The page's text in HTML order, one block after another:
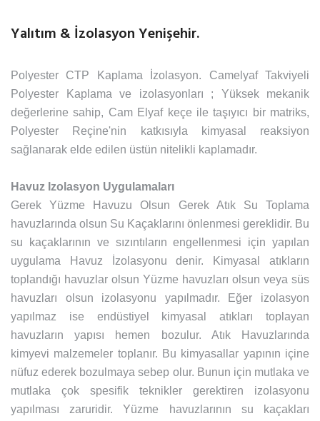
Yalıtım & İzolasyon Yenişehir.
Polyester CTP Kaplama İzolasyon. Camelyaf Takviyeli
Polyester Kaplama ve izolasyonları ; Yüksek mekanik
değerlerine sahip, Cam Elyaf keçe ile taşıyıcı bir matriks,
Polyester Reçine'nin katkısıyla kimyasal reaksiyon
sağlanarak elde edilen üstün nitelikli kaplamadır.
Havuz Izolasyon Uygulamaları
Gerek Yüzme Havuzu Olsun Gerek Atık Su Toplama
havuzlarında olsun Su Kaçaklarını önlenmesi gereklidir. Bu
su kaçaklarının ve sızıntıların engellenmesi için yapılan
uygulama Havuz İzolasyonu denir. Kimyasal atıkların
toplandığı havuzlar olsun Yüzme havuzları olsun veya süs
havuzları olsun izolasyonu yapılmadır. Eğer izolasyon
yapılmaz ise endüstiyel kimyasal atıkları toplayan
havuzların yapısı hemen bozulur. Atık Havuzlarında
kimyevi malzemeler toplanır. Bu kimyasallar yapının içine
nüfuz ederek bozulmaya sebep olur. Bunun için mutlaka ve
mutlaka çok spesifik teknikler gerektiren izolasyonu
yapılması zaruridir. Yüzme havuzlarının su kaçakları